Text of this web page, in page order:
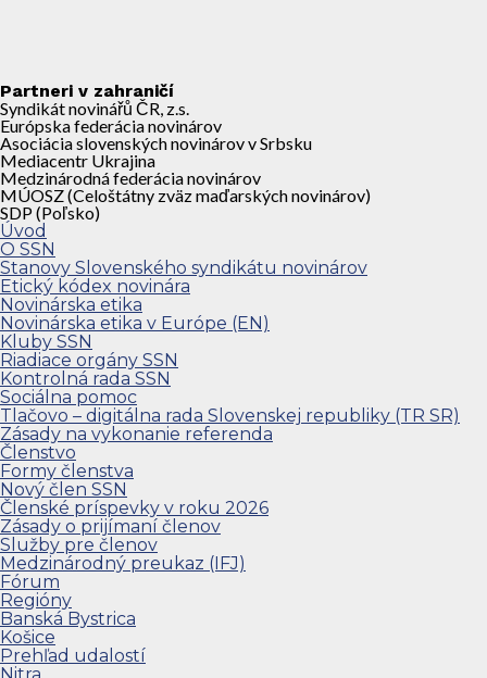
Partneri v zahraničí
Syndikát novinářů ČR, z.s.
Európska federácia novinárov
Asociácia slovenských novinárov v Srbsku
Mediacentr Ukrajina
Medzinárodná federácia novinárov
MÚOSZ (Celoštátny zväz maďarských novinárov)
SDP (Poľsko)
Úvod
O SSN
Stanovy Slovenského syndikátu novinárov
Etický kódex novinára
Novinárska etika
Novinárska etika v Európe (EN)
Kluby SSN
Riadiace orgány SSN
Kontrolná rada SSN
Sociálna pomoc
Tlačovo – digitálna rada Slovenskej republiky (TR SR)
Zásady na vykonanie referenda
Členstvo
Formy členstva
Nový člen SSN
Členské príspevky v roku 2026
Zásady o prijímaní členov
Služby pre členov
Medzinárodný preukaz (IFJ)
Fórum
Regióny
Banská Bystrica
Košice
Prehľad udalostí